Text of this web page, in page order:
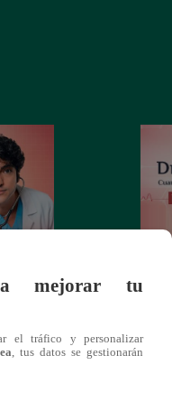
193mejorar tu
el tráfico y personalizar
, tus datos se gestionarán